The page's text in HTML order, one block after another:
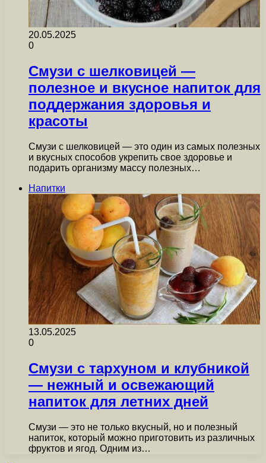
20.05.2025
0
Смузи с шелковицей —
полезное и вкусное напиток для
поддержания здоровья и
красоты
Смузи с шелковицей — это один из самых полезных
и вкусных способов укрепить свое здоровье и
подарить организму массу полезных…
Напитки
13.05.2025
0
Смузи с тархуном и клубникой
— нежный и освежающий
напиток для летних дней
Смузи — это не только вкусный, но и полезный
напиток, который можно приготовить из различных
фруктов и ягод. Одним из…